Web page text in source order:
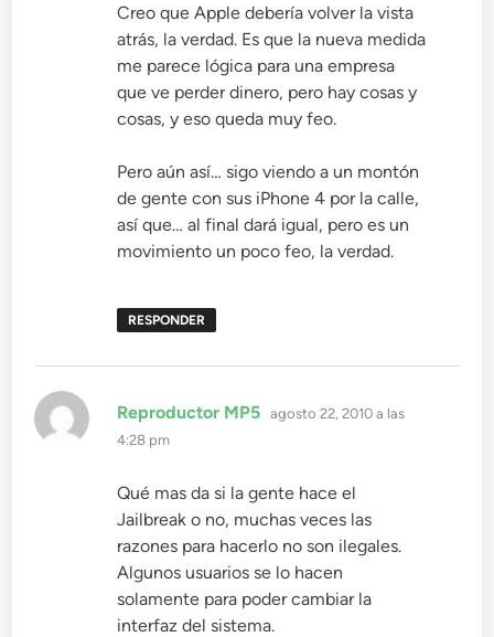
Creo que Apple debería volver la vista
atrás, la verdad. Es que la nueva medida
me parece lógica para una empresa
que ve perder dinero, pero hay cosas y
cosas, y eso queda muy feo.
Pero aún así… sigo viendo a un montón
de gente con sus iPhone 4 por la calle,
así que… al final dará igual, pero es un
movimiento un poco feo, la verdad.
RESPONDER
Reproductor MP5 dice:
agosto 22, 2010 a las
4:28 pm
Qué mas da si la gente hace el
Jailbreak o no, muchas veces las
razones para hacerlo no son ilegales.
Algunos usuarios se lo hacen
solamente para poder cambiar la
interfaz del sistema.